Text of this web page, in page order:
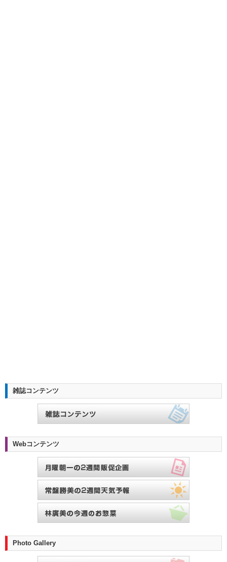
雑誌コンテンツ
Webコンテンツ
Photo Gallery